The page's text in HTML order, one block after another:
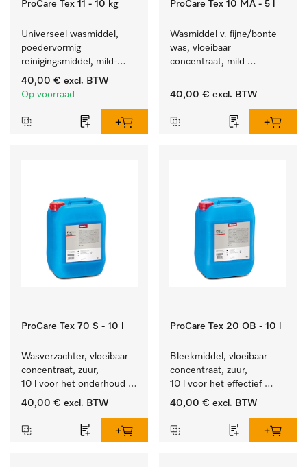
ProCare Tex 11 - 10 kg
Universeel wasmiddel,
poedervormig
reinigingsmiddel, mild-
alkalisch, 10 kg voor het
reinigen van wit wasgoed
40,00 € excl. BTW
Op voorraad
ProCare Tex 10 MA - 5 l
Wasmiddel v. fijne/bonte
was, vloeibaar
concentraat, mild
reinigen van bonte was
40,00 € excl. BTW
ProCare Tex 70 S - 10 l
Wasverzachter, vloeibaar
concentraat, zuur,
10 l voor het onderhoud
van vezels zodat het
40,00 € excl. BTW
ProCare Tex 20 OB - 10 l
Bleekmiddel, vloeibaar
concentraat, zuur,
10 l voor het effectief
verwijderen van
40,00 € excl. BTW